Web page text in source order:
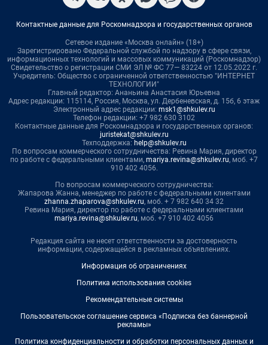
Контактные данные для Роскомнадзора и государственных органов
Сетевое издание «Москва онлайн» (18+)
Зарегистрировано Федеральной службой по надзору в сфере связи,
информационных технологий и массовых коммуникаций (Роскомнадзор)
Свидетельство о регистрации СМИ ЭЛ № ФС 77— 83224 от 12.05.2022 г.
Учредитель: Общество с ограниченной ответственностью "ИНТЕРНЕТ
ТЕХНОЛОГИИ"
Главный редактор: Ананьина Анастасия Юрьевна
Адрес редакции: 115114, Россия, Москва, ул. Дербеневская, д. 15б, 6 этаж
Электронный адрес редакции: msk1@shkulev.ru
Телефон редакции: +7 982 630 3102
Контактные данные для Роскомнадзора и государственных органов:
juristekat@shkulev.ru
Техподдержка: help@shkulev.ru
По вопросам коммерческого сотрудничества: Ревина Мария, директор
по работе с федеральными клиентами, mariya.revina@shkulev.ru, моб. +7
910 402 4056.
По вопросам коммерческого сотрудничества:
Жапарова Жанна, менеджер по работе с федеральными клиентами
zhanna.zhaparova@shkulev.ru, моб. + 7 982 640 34 32
Ревина Мария, директор по работе с федеральными клиентами
mariya.revina@shkulev.ru, моб. +7 910 402 4056
Редакция сайта не несет ответственности за достоверность
информации, содержащейся в рекламных объявлениях.
Информация об ограничениях
Политика использования cookies
Рекомендательные системы
Пользовательское соглашение сервиса «Подписка без баннерной
рекламы»
Политика конфиденциальности и обработки персональных данных и